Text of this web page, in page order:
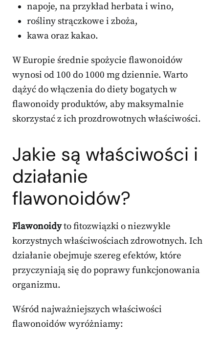
napoje, na przykład herbata i wino,
rośliny strączkowe i zboża,
kawa oraz kakao.
W Europie średnie spożycie flawonoidów
wynosi od 100 do 1000 mg dziennie. Warto
dążyć do włączenia do diety bogatych w
flawonoidy produktów, aby maksymalnie
skorzystać z ich prozdrowotnych właściwości.
Jakie są właściwości i
działanie
flawonoidów?
Flawonoidyto fitozwiązki o niezwykle
korzystnych właściwościach zdrowotnych. Ich
działanie obejmuje szereg efektów, które
przyczyniają się do poprawy funkcjonowania
organizmu.
Wśród najważniejszych właściwości
flawonoidów wyróżniamy: